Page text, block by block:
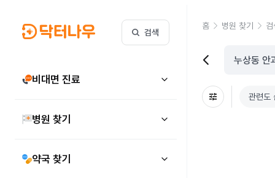
검색
비대면 진료
병원 찾기
약국 찾기
홈 병원 찾기
관련도